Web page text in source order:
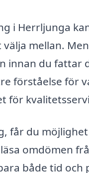
i Herrljunga
mellan.
innan du fattar
förståelse för
för
får du
omdömen
både tid och